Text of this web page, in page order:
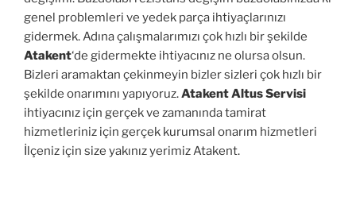
genel problemleri ve yedek parça ihtiyaçlarınızı
gidermek. Adına çalışmalarımızı çok hızlı bir şekilde
Atakent‘de gidermekte ihtiyacınız ne olursa olsun.
Bizleri aramaktan çekinmeyin bizler sizleri çok hızlı bir
şekilde onarımını yapıyoruz.Atakent Altus Servisi
ihtiyacınız için gerçek ve zamanında tamirat
hizmetleriniz için gerçek kurumsal onarım hizmetleri
İlçeniz için size yakınız yerimiz Atakent.